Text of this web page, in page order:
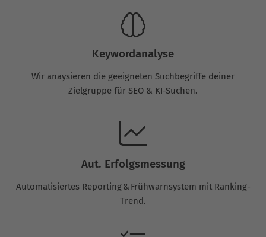
Keywordanalyse
Wir anaysieren die geeigneten Suchbegriffe deiner
Zielgruppe für SEO & KI-Suchen.
Aut. Erfolgsmessung
Automatisiertes Reporting & Frühwarnsystem mit Ranking-
Trend.